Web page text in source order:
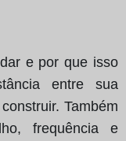
e por que isso
entre sua
Também
frequência e